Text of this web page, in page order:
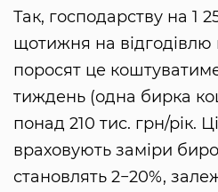
Так, господарству на 1
щотижня на
поросят це
тиждень (одна бирка
понад 210 тис. грн/рік.
враховують заміри
становлять 2−20%,